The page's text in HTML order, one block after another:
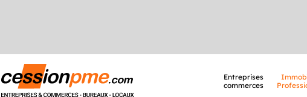
Entreprises
commerces